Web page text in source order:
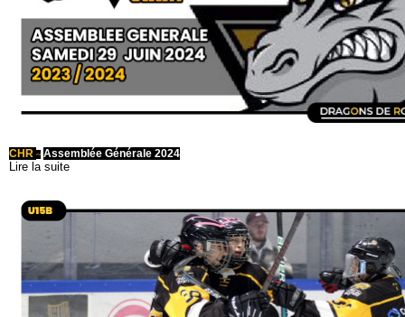
CHR ~ Assemblée Générale 2024
Lire la suite